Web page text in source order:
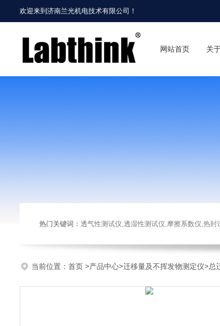
欢迎来到济南兰光机电技术有限公司 ！
网站首页 关
热门关键词： 透气性测试仪,透湿性测试仪,摩擦系数仪,热封试验仪,
当前位置： 首页 >产品中心>迁移量及不挥发物测定仪>总